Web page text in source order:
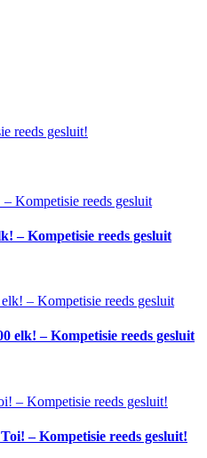
reeds gesluit!
– Kompetisie reeds gesluit
elk! – Kompetisie reeds gesluit
– Kompetisie reeds gesluit!